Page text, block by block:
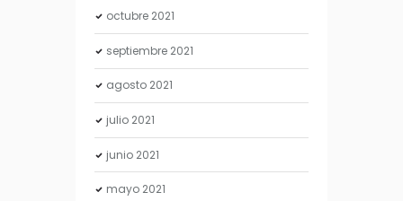
octubre 2021
septiembre 2021
agosto 2021
julio 2021
junio 2021
mayo 2021